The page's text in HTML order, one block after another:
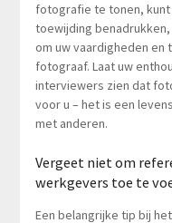
fotografie te tonen,
toewijding
om uw vaardigheden en
fotograaf. Laat uw
interviewers zien dat
voor u – het is een
met anderen.
Vergeet niet om
werkgevers toe te
Een belangrijke tip bij